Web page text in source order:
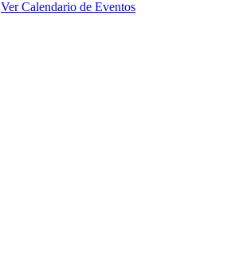
Ver Calendario de Eventos